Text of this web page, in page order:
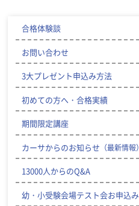
合格体験談
お問い合わせ
3大プレゼント申込み方法
初めての方へ・合格実績
期間限定講座
カーサからのお知らせ （最新情報）
13000人からのQ&A
幼・小受験会場テスト会お申込み